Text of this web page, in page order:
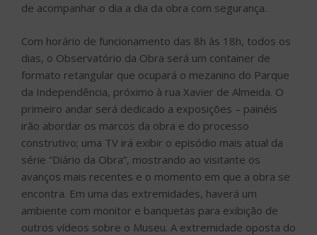
de acompanhar o dia a dia da obra com segurança.
Com horário de funcionamento das 8h às 18h, todos os
dias, o Observatório da Obra será um container de
formato retangular que ocupará o mezanino do Parque
da Independência, próximo à rua Xavier de Almeida. O
primeiro andar será dedicado a exposições – painéis
irão abordar os marcos da obra e do processo
construtivo; uma TV irá exibir o episódio mais atual da
série “Diário da Obra”, mostrando ao visitante os
avanços mais recentes e o momento em que a obra se
encontra. Em uma das extremidades, haverá um
ambiente com monitor e banquetas para exibição de
outros vídeos sobre o Museu. A extremidade oposta do